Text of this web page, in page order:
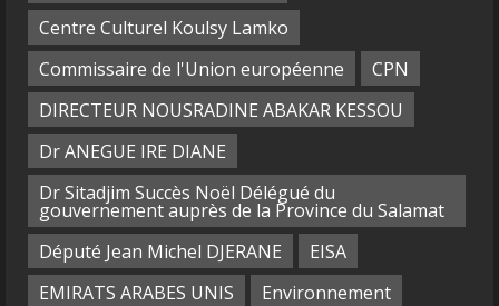
Centre Culturel Koulsy Lamko
Commissaire de l'Union européenne
CPN
DIRECTEUR NOUSRADINE ABAKAR KESSOU
Dr ANEGUE IRE DIANE
Dr Sitadjim Succès Noël Délégué du
gouvernement auprès de la Province du Salamat
Député Jean Michel DJERANE
EISA
EMIRATS ARABES UNIS
Environnement